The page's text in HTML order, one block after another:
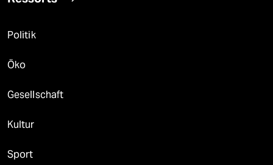
Politik
Öko
Gesellschaft
Kultur
Sport